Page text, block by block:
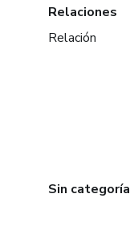
Relaciones
Relación
Sin categoría